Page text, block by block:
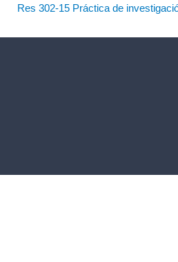
Res 302-15 Práctica de